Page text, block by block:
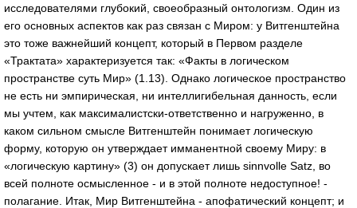
исследователями глубокий, своеобразный онтологизм. Один из
его основных аспектов как раз связан с Миром: у Витгенштейна
это тоже важнейший концепт, который в Первом разделе
«Трактата» характеризуется так: «Факты в логическом
пространстве суть Мир» (1.13). Однако логическое пространство
не есть ни эмпирическая, ни интеллигибельная данность, если
мы учтем, как максималистски-ответственно и нагруженно, в
каком сильном смысле Витгенштейн понимает логическую
форму, которую он утверждает имманентной своему Миру: в
«логическую картину» (3) он допускает лишь sinnvolle Satz, во
всей полноте осмысленное - и в этой полноте недоступное! -
полагание. Итак, Мир Витгенштейна - апофатический концепт; и